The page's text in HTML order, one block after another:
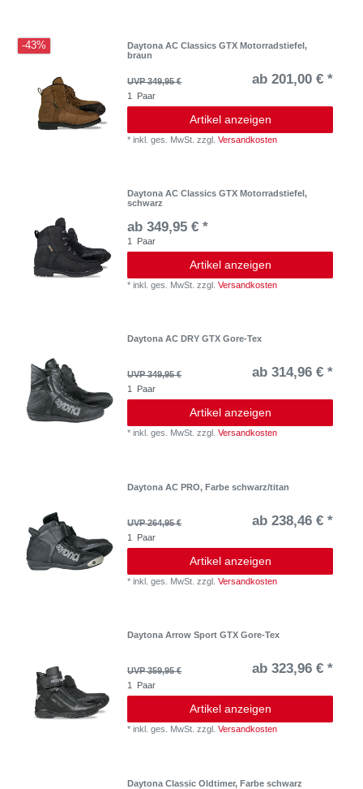
-43%
Daytona AC Classics GTX Motorradstiefel,
braun
UVP 349,95 € ab 201,00 € *
1 Paar
Artikel anzeigen
*inkl. ges. MwSt. zzgl.Versandkosten
Daytona AC Classics GTX Motorradstiefel,
schwarz
ab 349,95 € *
1 Paar
Artikel anzeigen
*inkl. ges. MwSt. zzgl.Versandkosten
Daytona AC DRY GTX Gore-Tex
UVP 349,95 € ab 314,96 € *
1 Paar
Artikel anzeigen
*inkl. ges. MwSt. zzgl.Versandkosten
Daytona AC PRO, Farbe schwarz/titan
UVP 264,95 € ab 238,46 € *
1 Paar
Artikel anzeigen
*inkl. ges. MwSt. zzgl.Versandkosten
Daytona Arrow Sport GTX Gore-Tex
UVP 359,95 € ab 323,96 € *
1 Paar
Artikel anzeigen
*inkl. ges. MwSt. zzgl.Versandkosten
Daytona Classic Oldtimer, Farbe schwarz